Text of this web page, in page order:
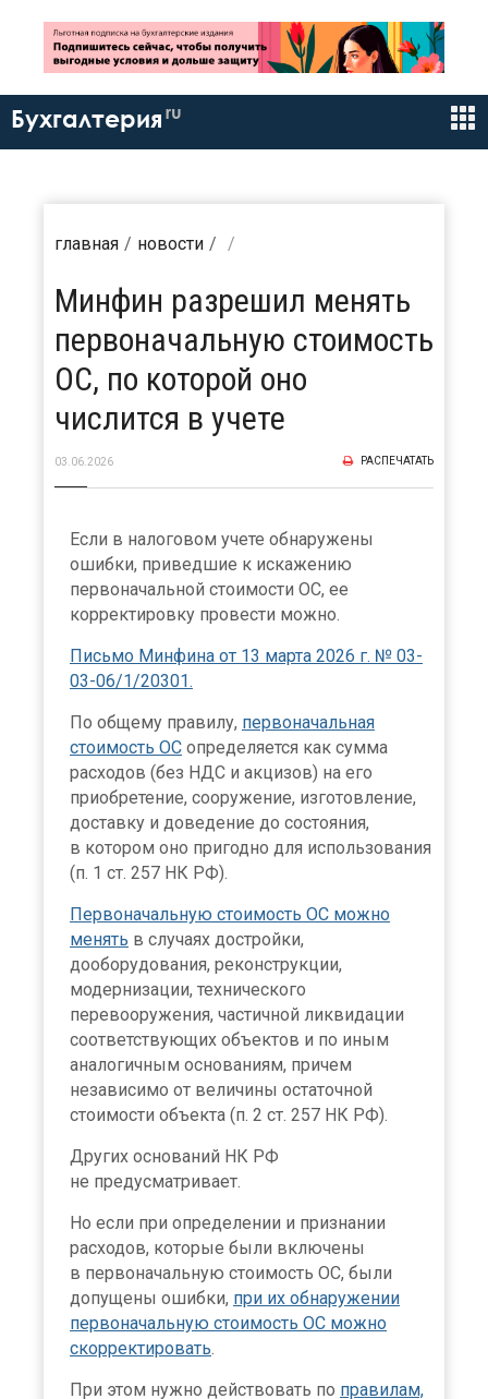
Бухгалтерия ru
главная новости
Минфин разрешил менять
первоначальную стоимость
ОС, по которой оно
числится в учете
03.06.2026 РАСПЕЧАТАТЬ
Если в налоговом учете обнаружены
ошибки, приведшие к искажению
первоначальной стоимости ОС, ее
корректировку провести можно.
Письмо Минфина от 13 марта 2026 г. № 03-
03-06/1/20301.
По общему правилу, первоначальная
стоимость ОС определяется как сумма
расходов (без НДС и акцизов) на его
приобретение, сооружение, изготовление,
доставку и доведение до состояния,
в котором оно пригодно для использования
(п. 1 ст. 257 НК РФ).
Первоначальную стоимость ОС можно
менять в случаях достройки,
дооборудования, реконструкции,
модернизации, технического
перевооружения, частичной ликвидации
соответствующих объектов и по иным
аналогичным основаниям, причем
независимо от величины остаточной
стоимости объекта (п. 2 ст. 257 НК РФ).
Других оснований НК РФ
не предусматривает.
Но если при определении и признании
расходов, которые были включены
в первоначальную стоимость ОС, были
допущены ошибки, при их обнаружении
первоначальную стоимость ОС можно
скорректировать.
При этом нужно действовать по правилам,